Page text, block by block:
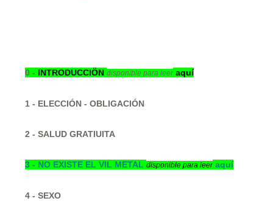
0 - INTRODUCCIÖN disponible para leer aquí
1 - ELECCIÓN - OBLIGACIÓN
2 - SALUD GRATIUITA
3 - NO EXISTE EL VIL METAL disponible para leer aquí
4 - SEXO